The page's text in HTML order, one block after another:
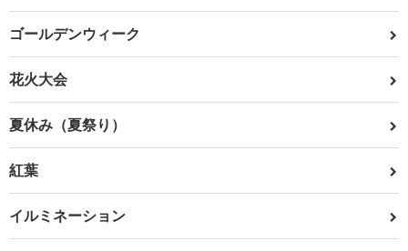
ゴールデンウィーク
花火大会
夏休み（夏祭り）
紅葉
イルミネーション